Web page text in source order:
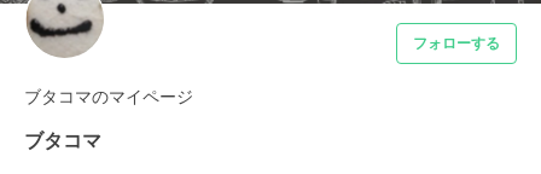
フォローする
ブタコマのマイページ
ブタコマ